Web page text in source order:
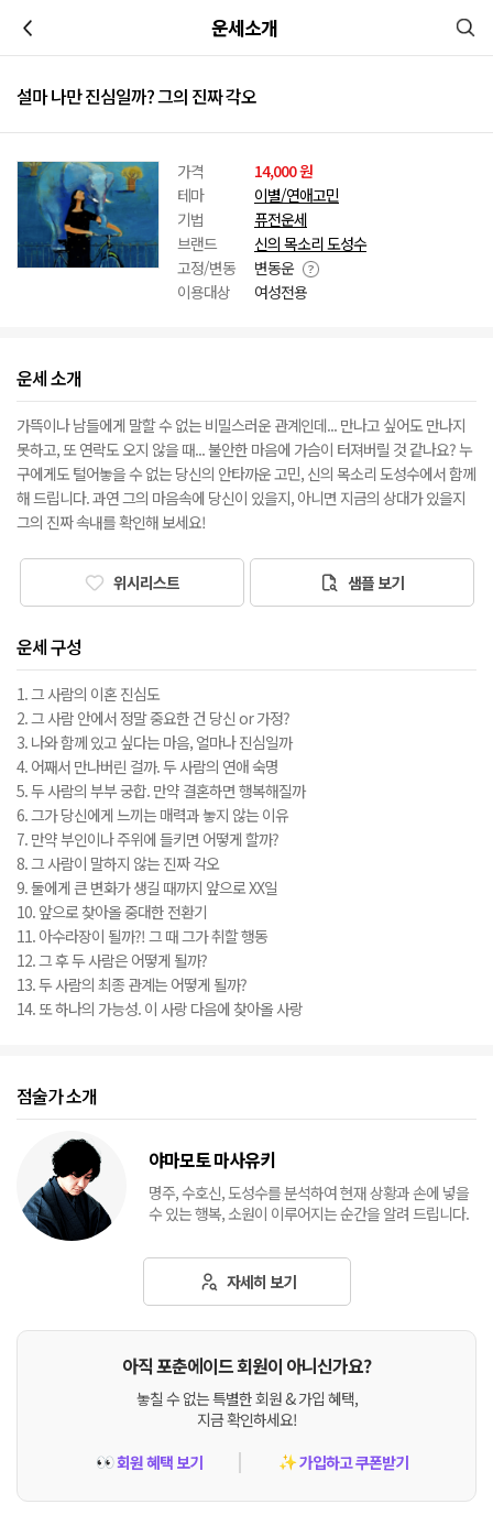
운세소개
설마 나만 진심일까? 그의 진짜 각오
가격
14,000 원
테마
이별/연애고민
기법
퓨전운세
브랜드
신의 목소리 도성수
고정/변동
변동운
이용대상
여성전용
운세 소개
가뜩이나 남들에게 말할 수 없는 비밀스러운 관계인데... 만나고 싶어도 만나지
못하고, 또 연락도 오지 않을 때... 불안한 마음에 가슴이 터져버릴 것 같나요? 누
구에게도 털어놓을 수 없는 당신의 안타까운 고민, 신의 목소리 도성수에서 함께
해 드립니다. 과연 그의 마음속에 당신이 있을지, 아니면 지금의 상대가 있을지
그의 진짜 속내를 확인해 보세요!
위시리스트 샘플 보기
운세 구성
1. 그 사람의 이혼 진심도
2. 그 사람 안에서 정말 중요한 건 당신 or 가정?
3. 나와 함께 있고 싶다는 마음, 얼마나 진심일까
4. 어째서 만나버린 걸까. 두 사람의 연애 숙명
5. 두 사람의 부부 궁합. 만약 결혼하면 행복해질까
6. 그가 당신에게 느끼는 매력과 놓지 않는 이유
7. 만약 부인이나 주위에 들키면 어떻게 할까?
8. 그 사람이 말하지 않는 진짜 각오
9. 둘에게 큰 변화가 생길 때까지 앞으로 XX일
10. 앞으로 찾아올 중대한 전환기
11. 아수라장이 될까?! 그 때 그가 취할 행동
12. 그 후 두 사람은 어떻게 될까?
13. 두 사람의 최종 관계는 어떻게 될까?
14. 또 하나의 가능성. 이 사랑 다음에 찾아올 사랑
점술가 소개
야마모토 마사유키
명주, 수호신, 도성수를 분석하여 현재 상황과 손에 넣을
수 있는 행복, 소원이 이루어지는 순간을 알려 드립니다.
자세히 보기
아직 포춘에이드 회원이 아니신가요?
놓칠 수 없는 특별한 회원 & 가입 혜택,
지금 확인하세요!
👀회원 혜택 보기 ✨가입하고 쿠폰받기